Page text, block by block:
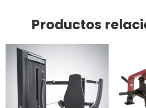
Productos